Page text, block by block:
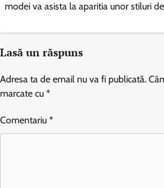
modei va asista la aparitia unor stiluri
Lasă un răspuns
Adresa ta de email nu va fi publicată.
marcate cu *
Comentariu *